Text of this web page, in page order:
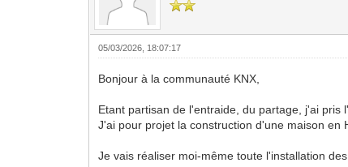
05/03/2026, 18:07:17
Bonjour à la communauté KNX,
Etant partisan de l'entraide, du partage, j'ai
J'ai pour projet la construction d'une maison en
Je vais réaliser moi-même toute l'installation